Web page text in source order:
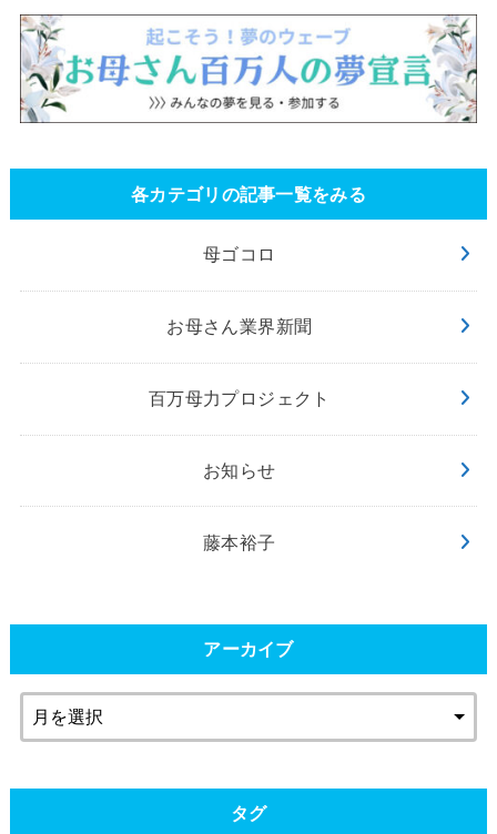
各カテゴリの記事一覧をみる
母ゴコロ
お母さん業界新聞
百万母力プロジェクト
お知らせ
藤本裕子
アーカイブ
タグ